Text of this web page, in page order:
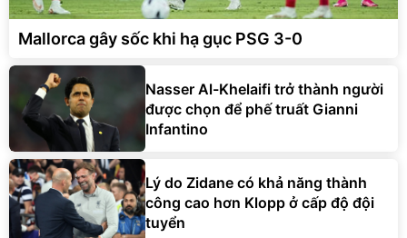
Mallorca gây sốc khi hạ gục PSG 3-0
Nasser Al-Khelaifi trở thành người
được chọn để phế truất Gianni
Infantino
Lý do Zidane có khả năng thành
công cao hơn Klopp ở cấp độ đội
tuyển